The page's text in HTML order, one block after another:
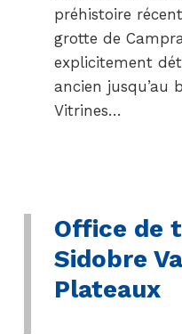
préhistoire
grotte de
explicitement
ancien jusqu’au
Vitrines…
Office de
Sidobre
Plateaux